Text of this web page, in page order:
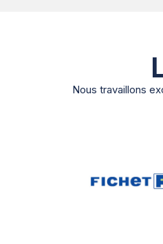
Nous travaillons